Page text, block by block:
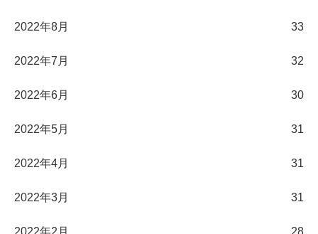
2022年8月 33
2022年7月 32
2022年6月 30
2022年5月 31
2022年4月 31
2022年3月 31